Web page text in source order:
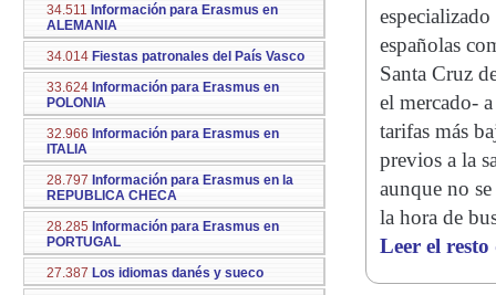
34.511 Información para Erasmus en
ALEMANIA
34.014 Fiestas patronales del País Vasco
33.624 Información para Erasmus en
POLONIA
32.966 Información para Erasmus en
ITALIA
28.797 Información para Erasmus en la
REPUBLICA CHECA
28.285 Información para Erasmus en
PORTUGAL
27.387 Los idiomas danés y sueco
españolas
Santa Cruz
el mercado-
tarifas más
previos a la
aunque no
la hora de
Leer el